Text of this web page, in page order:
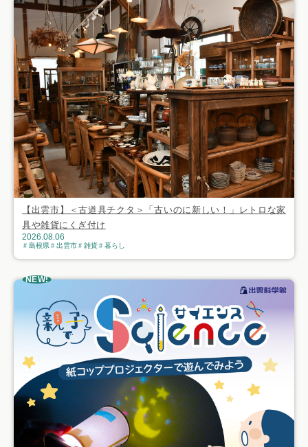
【出雲市】＜古道具チクタ＞「古いのに新しい！」レトロな家
具や雑貨にくぎ付け
2026.08.06
島根県 出雲市 雑貨 暮らし
NEW!